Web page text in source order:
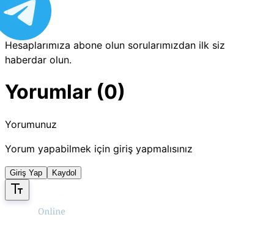
Hesaplarımıza abone olun sorularımızdan ilk siz
haberdar olun.
Yorumlar (0)
Yorumunuz
Yorum yapabilmek için giriş yapmalısınız
Giriş Yap Kaydol